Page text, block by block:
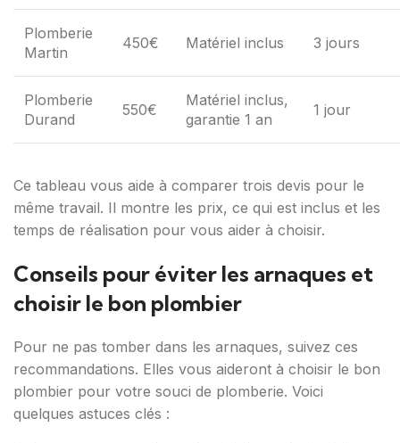
Plomberie
Martin
450€ Matériel inclus 3 jours
Plomberie
Durand
550€
Matériel inclus,
garantie 1 an
1 jour
Ce tableau vous aide à comparer trois devis pour le
même travail. Il montre les prix, ce qui est inclus et les
temps de réalisation pour vous aider à choisir.
Conseils pour éviter les arnaques et
choisir le bon plombier
Pour ne pas tomber dans les arnaques, suivez ces
recommandations. Elles vous aideront à choisir le bon
plombier pour votre souci de plomberie. Voici
quelques astuces clés :